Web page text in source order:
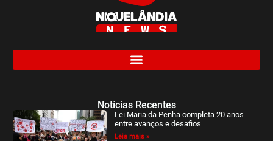
Notícias Recentes
Lei Maria da Penha completa 20 anos
entre avanços e desafios
Leia mais »